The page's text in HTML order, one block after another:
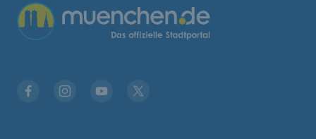
Übergreifende Links